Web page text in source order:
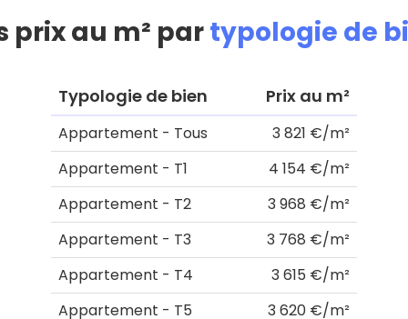
prix au m² partypologie de
Typologie de bien Prix au m²
Appartement - Tous
3 821 €/m²
Appartement - T1
4 154 €/m²
Appartement - T2
3 968 €/m²
Appartement - T3
3 768 €/m²
Appartement - T4
3 615 €/m²
Appartement - T5
3 620 €/m²